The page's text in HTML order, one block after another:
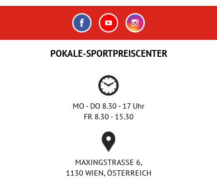
POKALE-SPORTPREISCENTER
MO - DO 8.30 - 17 Uhr
FR 8.30 - 15.30
MAXINGSTRASSE 6,
1130 WIEN, ÖSTERREICH